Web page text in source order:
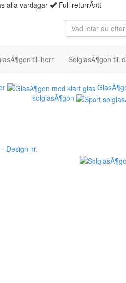
alla vardagar Full returrÃ¤tt
till herr SolglasÃ¶gon till
solglasÃ¶gon